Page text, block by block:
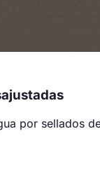
por sellados